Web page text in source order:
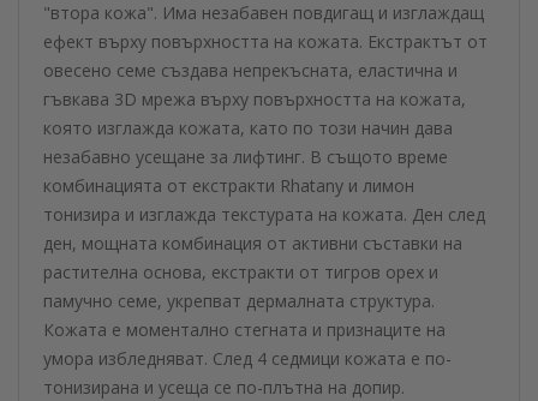
"втора кожа". Има незабавен повдигащ и изглаждащ
ефект върху повърхността на кожата. Екстрактът от
овесено семе създава непрекъсната, еластична и
гъвкава 3D мрежа върху повърхността на кожата,
която изглажда кожата, като по този начин дава
незабавно усещане за лифтинг. В същото време
комбинацията от екстракти Rhatany и лимон
тонизира и изглажда текстурата на кожата. Ден след
ден, мощната комбинация от активни съставки на
растителна основа, екстракти от тигров орех и
памучно семе, укрепват дермалната структура.
Кожата е моментално стегната и признаците на
умора избледняват. След 4 седмици кожата е по-
тонизирана и усеща се по-плътна на допир.